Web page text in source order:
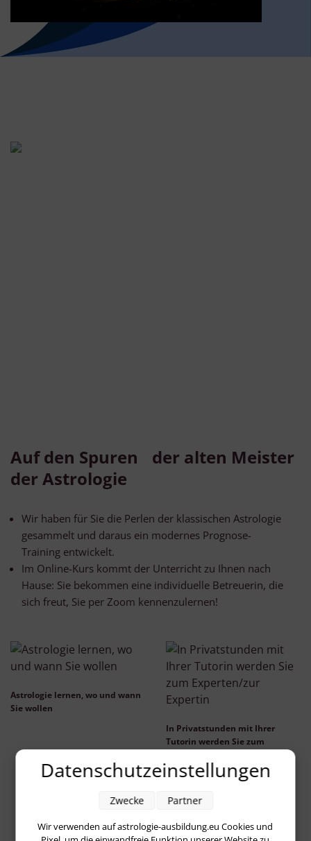
Auf den Spuren der alten Meister
der Astrologie
Wir haben für Sie die Perlen der klassischen Astrologie
gesammelt und daraus ein modernes Prognose-
Training entwickelt.
Im Online-Kurs kommt der Unterricht zu Ihnen nach
Hause: Sie bekommen eine individuelle Betreuerin, die
sich freut, Sie per Zoom kennenzulernen!
Astrologie lernen, wo und wann
Sie wollen
In Privatstunden mit Ihrer
Tutorin werden Sie zum
Datenschutzeinstellungen
Wir verwenden auf astrologie-ausbildung.eu Cookies und
Zwecke Partner